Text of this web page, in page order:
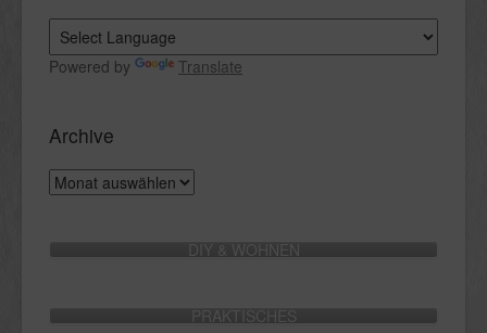
Powered by Translate
Archive
Archive
DIY & WOHNEN
PRAKTISCHES